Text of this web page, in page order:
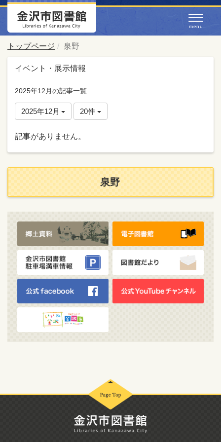
トップページ 泉野
イベント・展示情報
2025年12月の記事一覧
2025年12月 20件
記事がありません。
泉野